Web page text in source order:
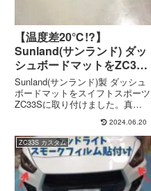
【温度差20℃!?】
Sunland(サンランド) ダッ
シュボードマットをZC33S
に取り付け
Sunland(サンランド)製 ダッシュ
ボードマットをスイフトスポーツ
ZC33Sに取り付けました。真夏
ありません…ダッシュボードマッ
トを付けると約20℃の温度上昇
とフロントガラスの映り込みを防
ぐことができます。見た目も悪く
ないのでこの夏に是非取り付けて
みては如何でしょうか？
2024.06.20
ZC33S カスタム